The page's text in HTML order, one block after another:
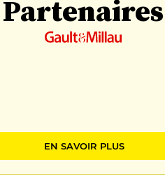
Partenaires
EN SAVOIR PLUS